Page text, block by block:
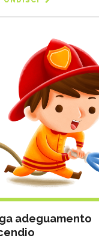
adeguamento